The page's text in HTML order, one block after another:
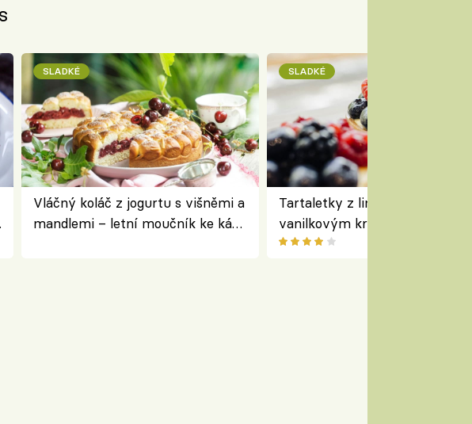
SLADKÉ
Vláčný koláč z jogurtu s višněmi a
mandlemi – letní moučník ke kávě
SLADKÉ
Tartaletky z lineckého těsta s
vanilkovým krémem a lesním
ovocem podle Bread Society